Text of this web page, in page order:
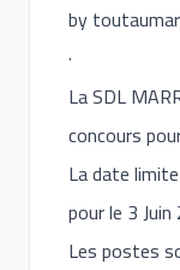
by
·
La SDL
concours
La date
pour le 3
Les postes